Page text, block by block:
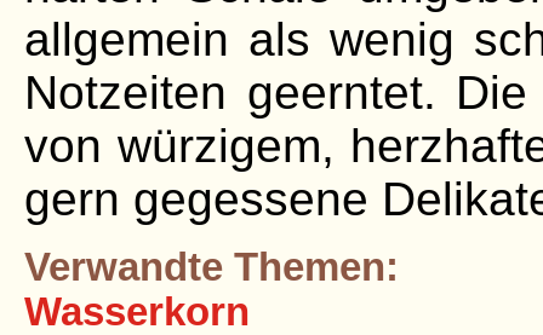
allgemein als wenig
Notzeiten geerntet.
von würzigem,
gern gegessene
Verwandte Themen:
Wasserkorn